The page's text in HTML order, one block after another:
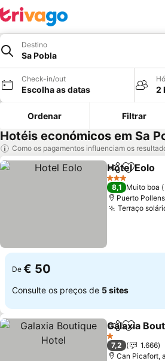
Destino
Sa Pobla
Check-in/out
Escolha as datas 2
Ordenar Filtrar
Hotéis económicos em Sa
Como os pagamentos influenciam os
Partilhar
Hotel Eolo
3 Estrelas
8,1 Muito boa
Puerto
Terraço
De € 50
Consulte os preços de 5 sites
Partilhar
Galaxia
1 Estrelas
7,2
1.666
Can Picafort,